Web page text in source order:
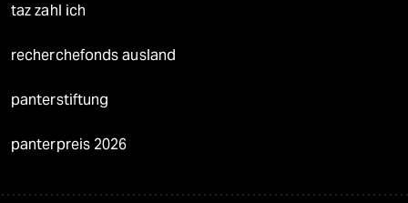
taz zahl ich
recherchefonds ausland
panterstiftung
panterpreis 2026